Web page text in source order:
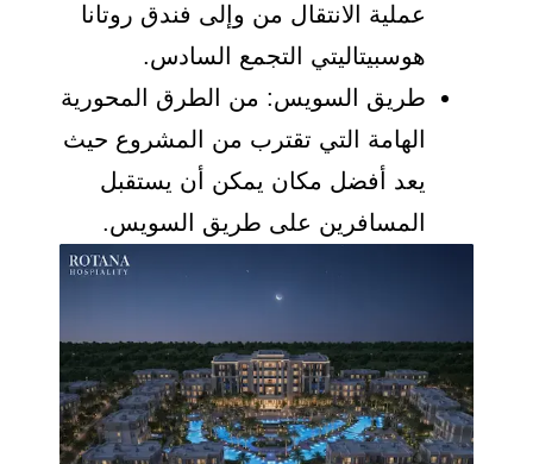
عملية الانتقال من وإلى فندق روتانا
هوسبيتاليتي التجمع السادس.
طريق السويس: من الطرق المحورية
الهامة التي تقترب من المشروع حيث
يعد أفضل مكان يمكن أن يستقبل
المسافرين على طريق السويس.